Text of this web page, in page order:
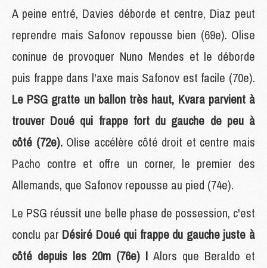
A peine entré, Davies déborde et centre, Diaz peut
reprendre mais Safonov repousse bien (69e). Olise
coninue de provoquer Nuno Mendes et le déborde
puis frappe dans l'axe mais Safonov est facile (70e).
Le PSG gratte un ballon très haut, Kvara parvient à
trouver Doué qui frappe fort du gauche de peu à
côté (72e). Olise accélère côté droit et centre mais
Pacho contre et offre un corner, le premier des
Allemands, que Safonov repousse au pied (74e).
Le PSG réussit une belle phase de possession, c'est
conclu par Désiré Doué qui frappe du gauche juste à
côté depuis les 20m (76e) ! Alors que Beraldo et